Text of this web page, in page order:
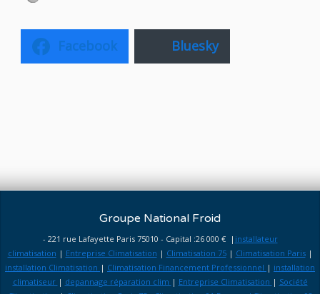
Facebook Bluesky
Groupe National Froid
- 221 rue Lafayette Paris 75010 - Capital :26 000 € | installateur
climatisation | Entreprise Climatisation | Climatisation 75| Climatisation Paris|
installation Climatisation | Climatisation Financement Professionnel | installation
climatiseur | depannage réparation clim | Entreprise Climatisation | Société